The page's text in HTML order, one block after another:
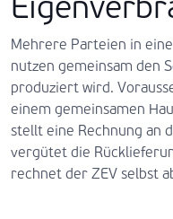
Mehrere Parteien in
nutzen gemeinsam den
produziert wird.
einem gemeinsamen
stellt eine Rechnung an
vergütet die
rechnet der ZEV selbst